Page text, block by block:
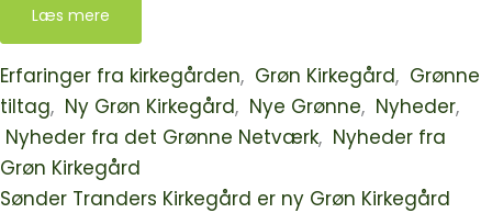
Læs mere
Erfaringer fra kirkegården, Grøn Kirkegård, Grønne
tiltag, Ny Grøn Kirkegård, Nye Grønne, Nyheder,
Nyheder fra det Grønne Netværk, Nyheder fra
Grøn Kirkegård
Sønder Tranders Kirkegård er ny Grøn Kirkegård